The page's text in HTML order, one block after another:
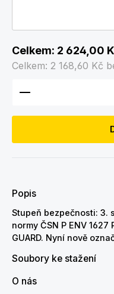
Celkem: 2 624,00
Celkem: 2 168,60 Kč
Množství
Popis
Stupeň bezpečnosti: 3.
normy ČSN P ENV
GUARD. Nyní nově
Soubory ke stažení
O nás